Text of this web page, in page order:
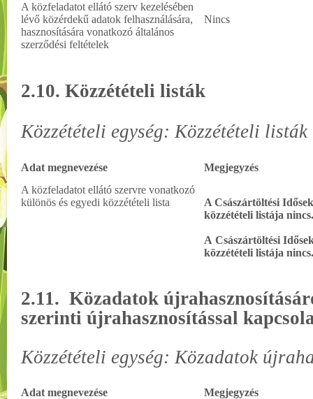
A közfeladatot ellátó szerv kezelésében
lévő közérdekű adatok felhasználására,
hasznosítására vonatkozó általános
szerződési feltételek
Nincs
2.10. Közzétételi listák
Közzétételi egység: Közzétételi listák
Adat megnevezése
Megjegyzés
A közfeladatot ellátó szervre vonatkozó
különös és egyedi közzétételi lista
A Császártöltési
közzétételi listája nincs.
A Császártöltési
közzétételi listája nincs.
2.11. Közadatok
szerinti újrahasznosítással
Közzétételi egység: Közadatok
Adat megnevezése
Megjegyzés